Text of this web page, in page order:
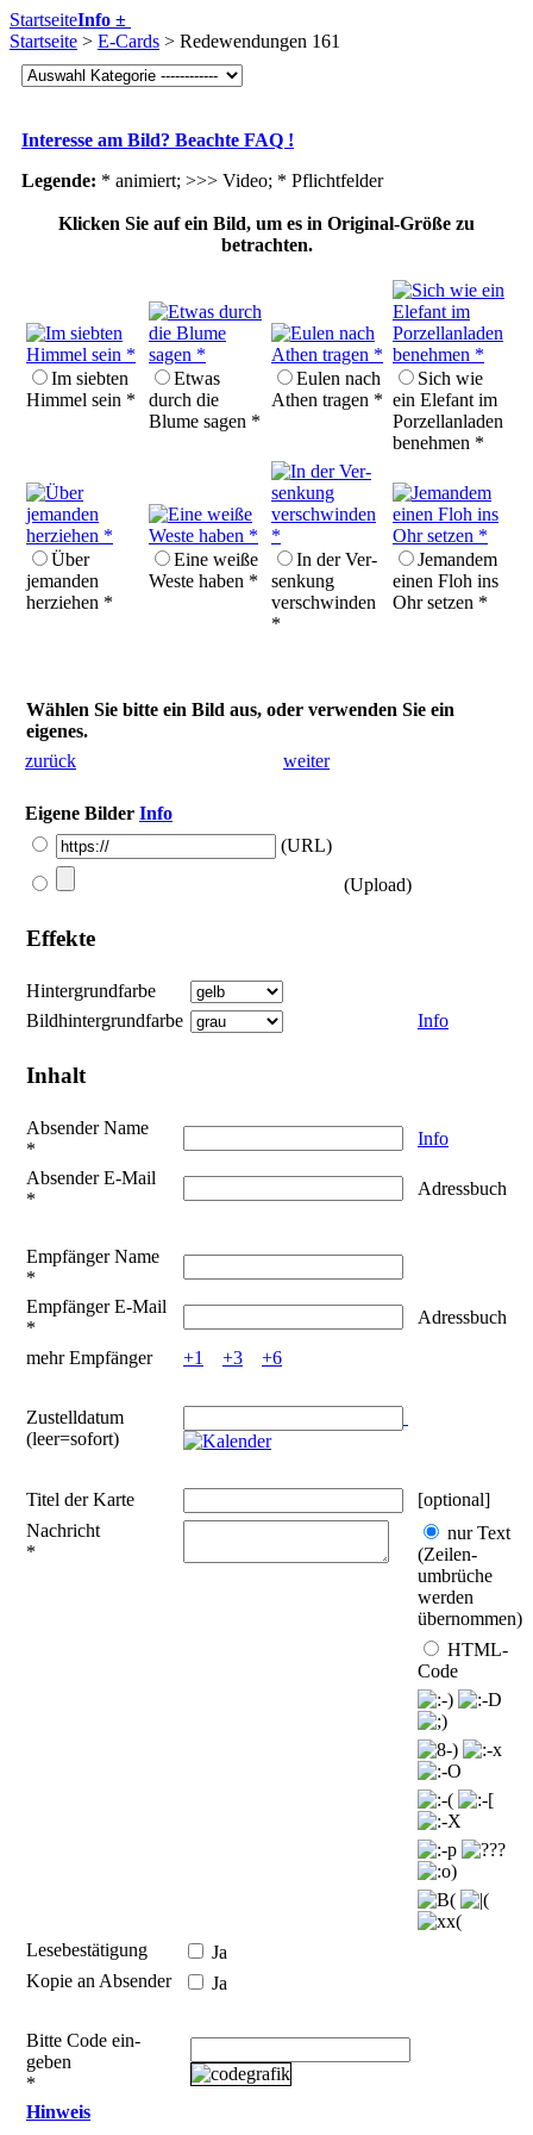
StartseiteInfo ±
Startseite > E-Cards > Redewendungen 161
Interesse am Bild? Beachte FAQ !
Legende: * animiert; >>> Video; * Pflichtfelder
Klicken Sie auf ein Bild, um es in Original-Größe zu
betrachten.
Im siebten
Himmel sein *
Etwas
durch die
Blume sagen *
Eulen nach
Athen tragen *
Sich wie
ein Elefant im
Porzellan­laden
benehmen *
Über
jemanden
herziehen *
Eine weiße
Weste haben *
In der Ver­
senkung
verschwinden
*
Jemandem
einen Floh ins
Ohr setzen *
Wählen Sie bitte ein Bild aus, oder verwenden Sie ein
eigenes.
zurück
weiter
Eigene Bilder Info
(URL)
(Upload)
Effekte
Hintergrundfarbe
Bildhintergrundfarbe
Info
Inhalt
Absender Name
*
Info
Absender E-Mail
*
Adressbuch
Empfänger Name
*
Empfänger E-Mail
*
Adressbuch
mehr Empfänger
+1 +3 +6
Zustelldatum
(leer=sofort)
Titel der Karte
[optional]
Nachricht
*
nur Text
(Zeilen­
umbrüche
werden
übernommen)
HTML-
Code
Lesebestätigung
Ja
Kopie an Absender
Ja
Bitte Code ein­
geben
*
Hinweis